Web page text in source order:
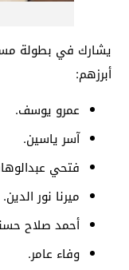
أبرزهم:
عمرو يوسف.
آسر ياسين.
فتحي
ميرنا نور الدين.
أحمد صلاح
وفاء عامر.